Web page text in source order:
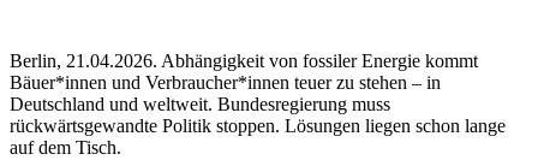
Berlin, 21.04.2026. Abhängigkeit von fossiler Energie kommt
Bäuer*innen und Verbraucher*innen teuer zu stehen – in
Deutschland und weltweit. Bundesregierung muss
rückwärtsgewandte Politik stoppen. Lösungen liegen schon lange
auf dem Tisch.